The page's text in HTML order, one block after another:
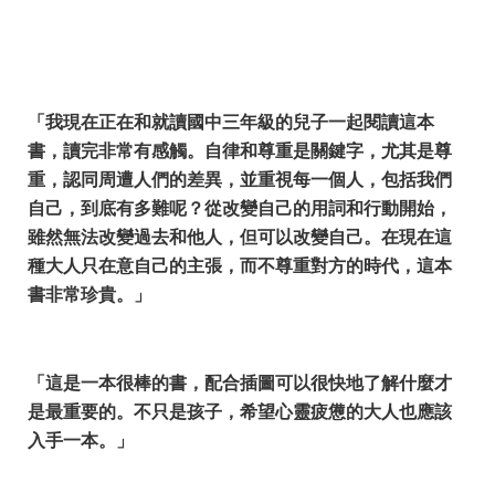
「我現在正在和就讀國中三年級的兒子一起閱讀這本
書，讀完非常有感觸。自律和尊重是關鍵字，尤其是尊
重，認同周遭人們的差異，並重視每一個人，包括我們
自己，到底有多難呢？從改變自己的用詞和行動開始，
雖然無法改變過去和他人，但可以改變自己。在現在這
種大人只在意自己的主張，而不尊重對方的時代，這本
書非常珍貴。」
「這是一本很棒的書，配合插圖可以很快地了解什麼才
是最重要的。不只是孩子，希望心靈疲憊的大人也應該
入手一本。」